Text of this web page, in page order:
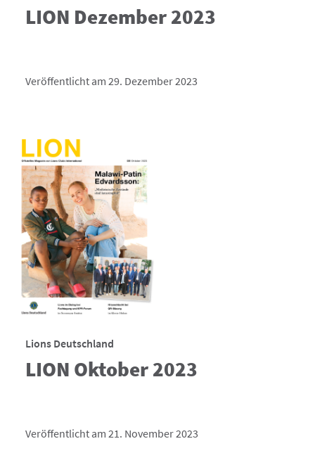
LION Dezember 2023
Veröffentlicht am 29. Dezember 2023
Lions Deutschland
LION Oktober 2023
Veröffentlicht am 21. November 2023